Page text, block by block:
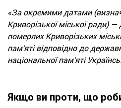
«За окремими датами
Криворізької міської ради)
померлих Криворізьких
пам'яті відповідно до
національної пам'яті
Якщо ви проти, що